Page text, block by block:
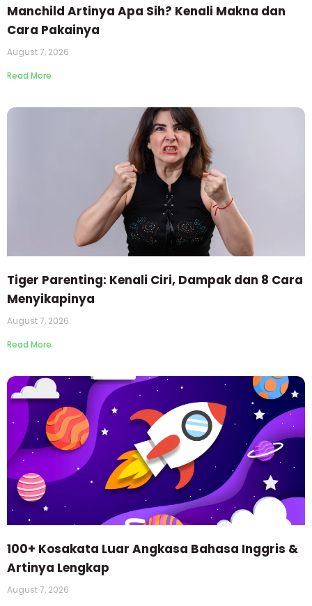
Manchild Artinya Apa Sih? Kenali Makna dan
Cara Pakainya
August 7, 2026
Read More
Tiger Parenting: Kenali Ciri, Dampak dan 8 Cara
Menyikapinya
August 7, 2026
Read More
100+ Kosakata Luar Angkasa Bahasa Inggris &
Artinya Lengkap
August 7, 2026